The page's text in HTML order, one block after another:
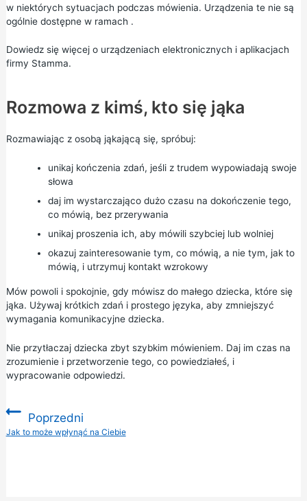
w niektórych sytuacjach podczas mówienia. Urządzenia te nie są
ogólnie dostępne w ramach .
Dowiedz się więcej o urządzeniach elektronicznych i aplikacjach
firmy Stamma.
Rozmowa z kimś, kto się jąka
Rozmawiając z osobą jąkającą się, spróbuj:
unikaj kończenia zdań, jeśli z trudem wypowiadają swoje
słowa
daj im wystarczająco dużo czasu na dokończenie tego,
co mówią, bez przerywania
unikaj proszenia ich, aby mówili szybciej lub wolniej
okazuj zainteresowanie tym, co mówią, a nie tym, jak to
mówią, i utrzymuj kontakt wzrokowy
Mów powoli i spokojnie, gdy mówisz do małego dziecka, które się
jąka. Używaj krótkich zdań i prostego języka, aby zmniejszyć
wymagania komunikacyjne dziecka.
Nie przytłaczaj dziecka zbyt szybkim mówieniem. Daj im czas na
zrozumienie i przetworzenie tego, co powiedziałeś, i
wypracowanie odpowiedzi.
Poprzedni
:Jak to może wpłynąć na Ciebie